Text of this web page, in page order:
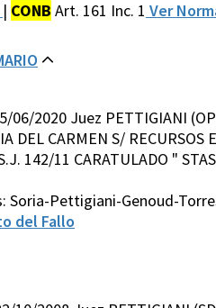
| CONB Art. 161 Inc. 1 Ver
06/2020 Juez PETTIGIANI
DEL CARMEN S/
142/11 CARATULADO "
Soria-Pettigiani-Genoud-
del Fallo